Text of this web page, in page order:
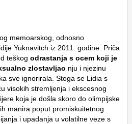
memoarskog, odnosno
Yuknavitch iz 2011. godine. Priča
teškog odrastanja s ocem koji je
zlostavljao nju i njezinu
sve ignorirala. Stoga se Lidia s
visokih stremljenja i ekscesnog
koja je došla skoro do olimpijske
manira poput promiskuitetnog
i upadanja u volatilne veze s